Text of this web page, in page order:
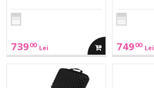
73900 Lei adauga 74900 Lei